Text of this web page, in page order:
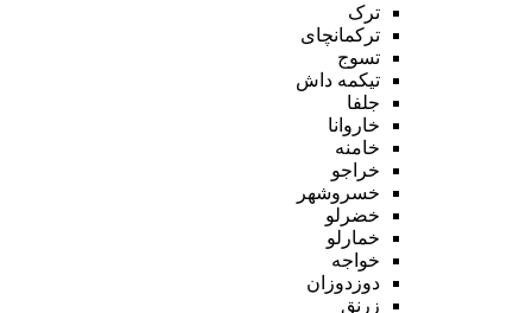
ترک
ترکمانچای
تسوج
تیکمه داش
جلفا
خاروانا
خامنه
خراجو
خسروشهر
خضرلو
خمارلو
خواجه
دوزدوزان
زرنق